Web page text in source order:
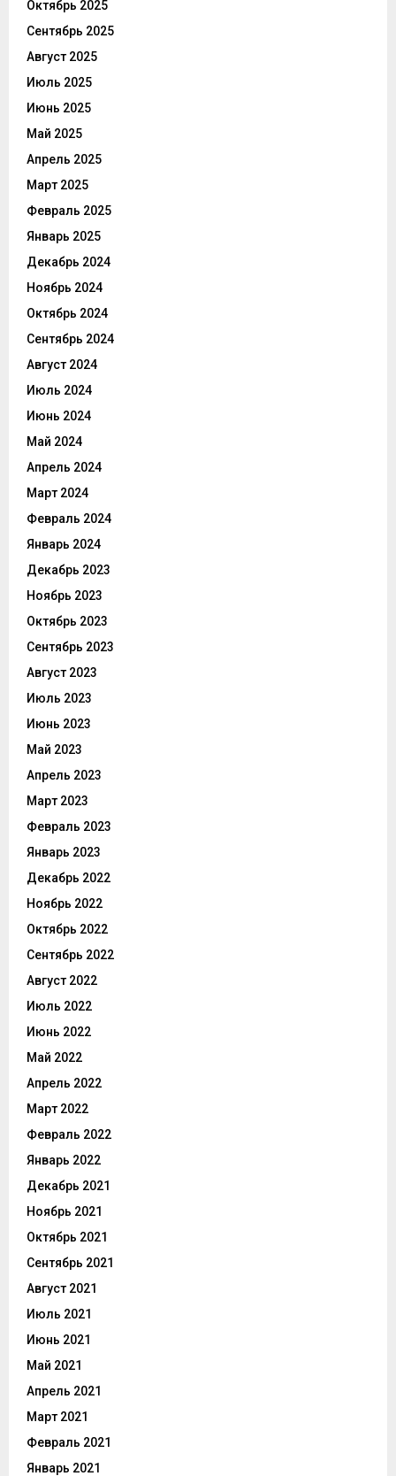
Октябрь 2025
Сентябрь 2025
Август 2025
Июль 2025
Июнь 2025
Май 2025
Апрель 2025
Март 2025
Февраль 2025
Январь 2025
Декабрь 2024
Ноябрь 2024
Октябрь 2024
Сентябрь 2024
Август 2024
Июль 2024
Июнь 2024
Май 2024
Апрель 2024
Март 2024
Февраль 2024
Январь 2024
Декабрь 2023
Ноябрь 2023
Октябрь 2023
Сентябрь 2023
Август 2023
Июль 2023
Июнь 2023
Май 2023
Апрель 2023
Март 2023
Февраль 2023
Январь 2023
Декабрь 2022
Ноябрь 2022
Октябрь 2022
Сентябрь 2022
Август 2022
Июль 2022
Июнь 2022
Май 2022
Апрель 2022
Март 2022
Февраль 2022
Январь 2022
Декабрь 2021
Ноябрь 2021
Октябрь 2021
Сентябрь 2021
Август 2021
Июль 2021
Июнь 2021
Май 2021
Апрель 2021
Март 2021
Февраль 2021
Январь 2021